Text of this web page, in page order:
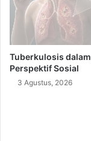
Tuberkulosis dalam
Perspektif Sosial
3 Agustus, 2026